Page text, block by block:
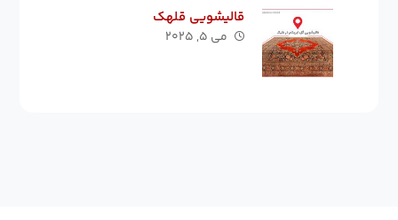
قالیشویی قلهک
می ۵, ۲۰۲۵